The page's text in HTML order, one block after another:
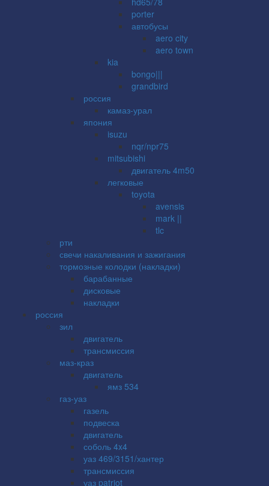
porter
автобусы
aero city
aero town
kia
bongo|||
grandbird
россия
камаз-урал
япония
isuzu
nqr/npr75
mitsubishi
двигатель 4m50
легковые
toyota
avensis
mark ||
tlc
рти
свечи накаливания и зажигания
тормозные колодки (накладки)
барабанные
дисковые
накладки
россия
зил
двигатель
трансмиссия
маз-краз
двигатель
ямз 534
газ-уаз
газель
подвеска
двигатель
соболь 4x4
уаз 469/3151/хантер
трансмиссия
уаз patriot